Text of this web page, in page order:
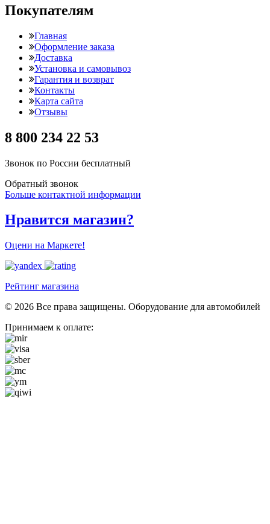
Покупателям
Главная
Оформление заказа
Доставка
Установка и самовывоз
Гарантия и возврат
Контакты
Карта сайта
Отзывы
8 800 234 22 53
Звонок по России бесплатный
Обратный звонок
Больше контактной информации
Нравится магазин?
Оцени на Маркете!
Рейтинг магазина
© 2026 Все права защищены. Оборудование для автомобилей
Принимаем к оплате: